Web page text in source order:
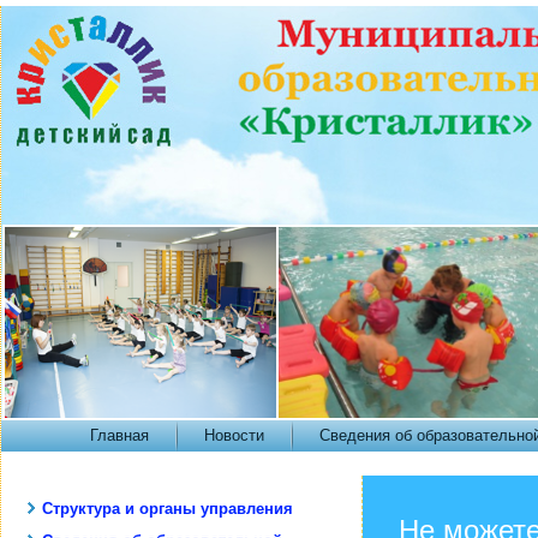
Главная Новости Сведения об
Структура и органы управления
Не